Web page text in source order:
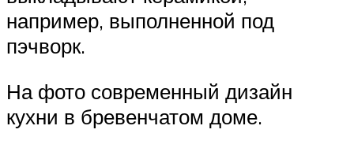
например, выполненной под
пэчворк.
На фото современный дизайн
кухни в бревенчатом доме.